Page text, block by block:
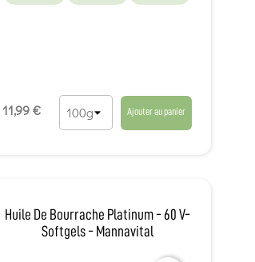
11,99 € Ajouter au panier
Huile De Bourrache Platinum - 60 V-
Softgels - Mannavital